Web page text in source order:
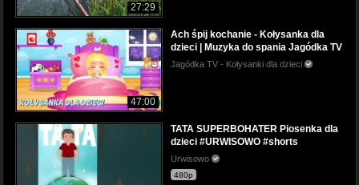
27:29
47:00
Ach śpij kochanie - Kołysanka dla
dzieci | Muzyka do spania Jagódka TV
Jagódka TV - Kołysanki dla dzieci
TATA SUPERBOHATER Piosenka dla
dzieci #URWISOWO #shorts
Urwisowo
480p